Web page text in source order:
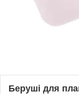
Беруші для